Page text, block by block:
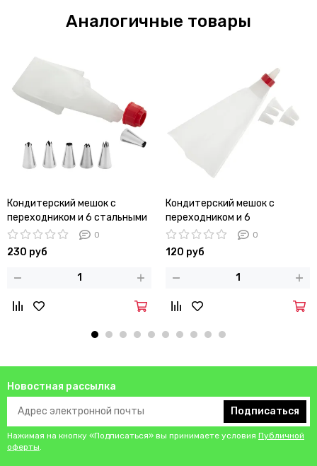
Аналогичные товары
Кондитерский мешок с
переходником и 6 стальными
насадками Kamille KM-7779
0
230 руб
Кондитерский мешок с
переходником и 6
пластиковыми насадками
Kamille KM-7780
0
120 руб
Новостная рассылка
Подписаться
Нажимая на кнопку «Подписаться» вы принимаете условия Публичной
оферты.